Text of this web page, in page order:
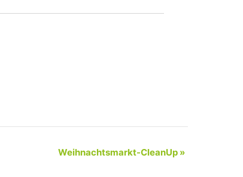
Weihnachtsmarkt-CleanUp »